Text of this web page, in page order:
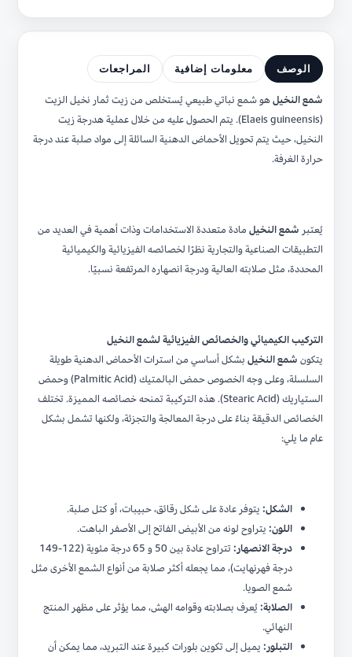
الوصف معلومات إضافية المراجعات
شمع النخيلهو شمع نباتي طبيعي يُستخلص من زيت ثمار نخيل الزيت
(Elaeis guineensis). يتم الحصول عليه من خلال عملية هدرجة زيت
النخيل، حيث يتم تحويل الأحماض الدهنية السائلة إلى مواد صلبة عند درجة
حرارة الغرفة.
يُعتبر شمع النخيل مادة متعددة الاستخدامات وذات أهمية في العديد من
التطبيقات الصناعية والتجارية نظرًا لخصائصه الفيزيائية والكيميائية
المحددة، مثل صلابته العالية ودرجة انصهاره المرتفعة نسبيًا.
التركيب الكيميائي والخصائص الفيزيائية لشمع النخيل
يتكون شمع النخيل بشكل أساسي من استرات الأحماض الدهنية طويلة
السلسلة، وعلى وجه الخصوص حمض البالمتيك (Palmitic Acid) وحمض
الستياريك (Stearic Acid). هذه التركيبة تمنحه خصائصه المميزة. تختلف
الخصائص الدقيقة بناءً على درجة المعالجة والتجزئة، ولكنها تشمل بشكل
عام ما يلي:
الشكل: يتوفر عادة على شكل رقائق، حبيبات، أو كتل صلبة.
اللون: يتراوح لونه من الأبيض الفاتح إلى الأصفر الباهت.
درجة الانصهار:
تتراوح عادة بين 50 و 65 درجة مئوية (122-149
درجة فهرنهايت)، مما يجعله أكثر صلابة من أنواع الشمع الأخرى مثل
شمع الصويا.
الصلابة:يُعرف بصلابته وقوامه الهش، مما يؤثر على مظهر المنتج
النهائي.
التبلور: يميل إلى تكوين بلورات كبيرة عند التبريد، مما يمكن أن